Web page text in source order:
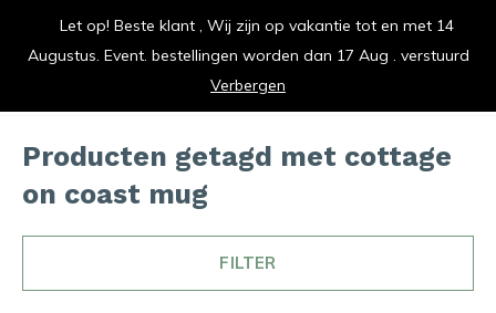
vrolijk je keuken op
Producten getagd met cottage
on coast mug
FILTER
Let op! Beste klant , Wij zijn op vakantie tot en met 14
Augustus. Event. bestellingen worden dan 17 Aug . verstuurd
Verbergen